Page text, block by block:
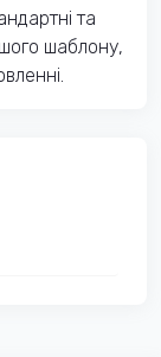
та
шаблону,